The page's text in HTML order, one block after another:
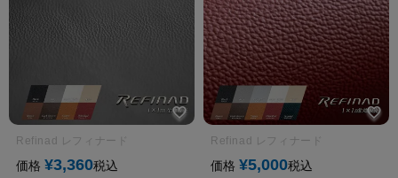
Refinad レフィナード
価格 ¥3,360税込
Refinad レフィナード
価格 ¥5,000税込